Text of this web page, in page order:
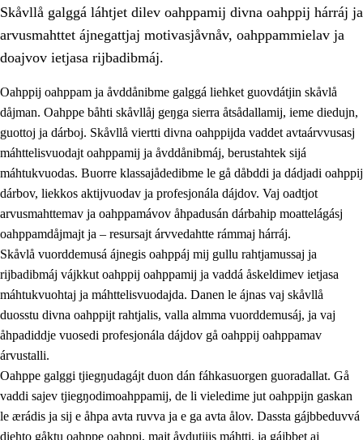
3. Prinsihpa skåvlå dåjmajda
3.1 Sebrudahtte oahppambirás
3.2 Åhpadibme ja hiebadum åhpadus
3.3 Aktisasjbarggo sijda ja skåvlå gaskan
3.4 Åhpadus åhpadusvidnudagán ja barggoiellemin
3.5 Profesjåvnåaktisasjvuohta ja skåvllååvddånibme
Skåvllå galggá láhtjet dilev oahppamij divna oahppij hárráj ja
arvusmahttet ájnegattjaj motivasjåvnåv, oahppammielav ja
doajvov ietjasa rijbadibmáj.
Oahppij oahppam ja åvddånibme galggá liehket guovdátjin skåvlå
dåjman. Oahppe båhti skåvllåj geŋga sierra åtsådallamij, ieme diedujn,
guottoj ja dárboj. Skåvllå viertti divna oahppijda vaddet avtaárvvusasj
máhttelisvuodajt oahppamij ja åvddånibmáj, berustahtek sijá
máhtukvuodas. Buorre klassajådedibme le gå dåbddi ja dádjadi oahppij
dárbov, liekkos aktijvuodav ja profesjonála dájdov. Vaj oadtjot
arvusmahttemav ja oahppamávov åhpadusán dárbahip moattelágásj
oahppamdåjmajt ja – resursajt árvvedahtte rámmaj hárráj.
Skåvlå vuorddemusá ájnegis oahppáj mij gullu rahtjamussaj ja
rijbadibmáj vájkkut oahppij oahppamij ja vaddá åskeldimev ietjasa
máhtukvuohtaj ja máhttelisvuodajda. Danen le ájnas vaj skåvllå
duosstu divna oahppijt rahtjalis, valla almma vuorddemusáj, ja vaj
åhpadiddje vuosedi profesjonála dájdov gå oahppij oahppamav
árvustalli.
Oahppe galggi tjiegŋudagájt duon dán fáhkasuorgen guoradallat. Gå
vaddi sajev tjiegŋodimoahppamij, de li vieledime jut oahppijn gaskan
le ærádis ja sij e åhpa avta ruvva ja e ga avta ålov. Dassta gájbbeduvvá
diehto gåktu oahppe oahppi, majt åvdutjijs máhtti, ja gájbbet aj